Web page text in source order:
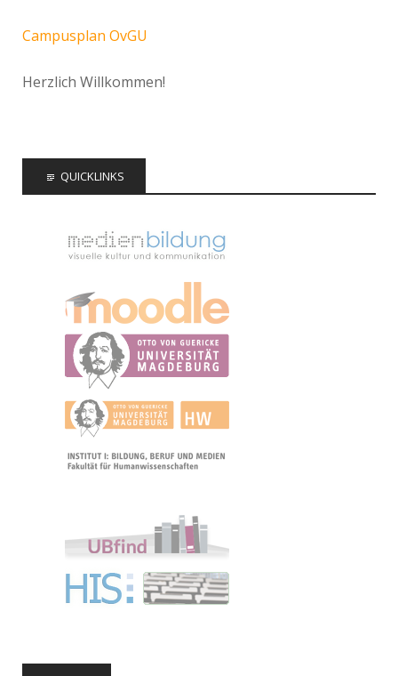
Campusplan OvGU
Herzlich Willkommen!
QUICKLINKS